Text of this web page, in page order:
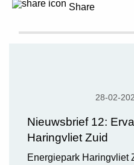
Share
28-02-
Nieuwsbrief 12:
Haringvliet Zuid
Energiepark Haringvliet